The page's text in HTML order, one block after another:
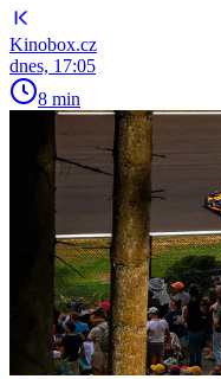
Kinobox.cz
dnes, 17:05
8 min